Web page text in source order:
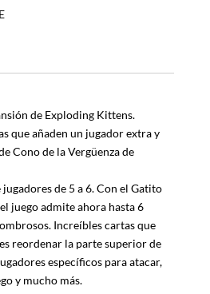
de Exploding Kittens.
que añaden un jugador extra y
Cono de la Vergüenza de
de 5 a 6. Con el Gatito
juego admite ahora hasta 6
Increíbles cartas que
reordenar la parte superior de
específicos para atacar,
y mucho más.